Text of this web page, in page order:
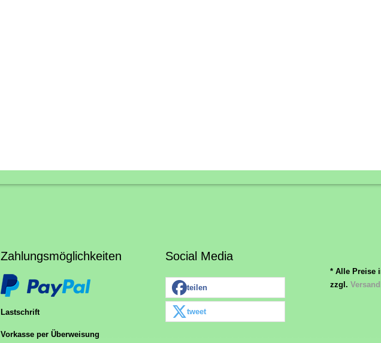
Zahlungsmöglichkeiten
Lastschrift
Vorkasse per Überweisung
Social Media
teilen
tweet
* Alle Preise
zzgl.